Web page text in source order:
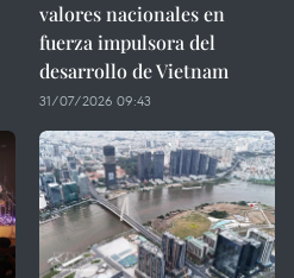
valores nacionales en
fuerza impulsora del
desarrollo de Vietnam
31/07/2026 09:43